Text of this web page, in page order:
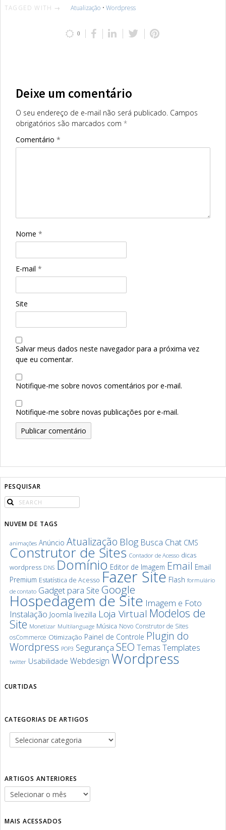
TAGGED WITH → Atualização • Wordpress
0
Deixe um comentário
O seu endereço de e-mail não será publicado. Campos
obrigatórios são marcados com *
Comentário *
Nome *
E-mail *
Site
Salvar meus dados neste navegador para a próxima vez
que eu comentar.
Notifique-me sobre novos comentários por e-mail.
Notifique-me sobre novas publicações por e-mail.
PESQUISAR
NUVEM DE TAGS
animações Anúncio Atualização Blog Busca Chat CMS
Construtor de Sites Contador de Acesso dicas
wordpress DNS Domínio Editor de Imagem Email Email
Premium Estatística de Acesso Fazer Site Flash formulário
de contato Gadget para Site Google
Hospedagem de Site Imagem e Foto
Instalação Joomla livezilla Loja Virtual Modelos de
Site Monetizar Multilanguage Música Novo Construtor de Sites
osCommerce Otimização Painel de Controle Plugin do
Wordpress POP3 Segurança SEO Temas Templates
twitter Usabilidade Webdesign Wordpress
CURTIDAS
CATEGORIAS DE ARTIGOS
ARTIGOS ANTERIORES
MAIS ACESSADOS